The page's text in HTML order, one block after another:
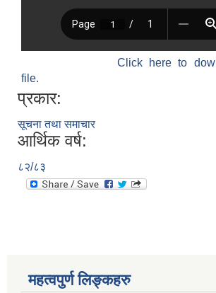
Click here to
file.
प्रकार:
सूचना तथा समाचार
आर्थिक वर्ष:
८२/८३
महत्वपुर्ण लिङ्कहरु